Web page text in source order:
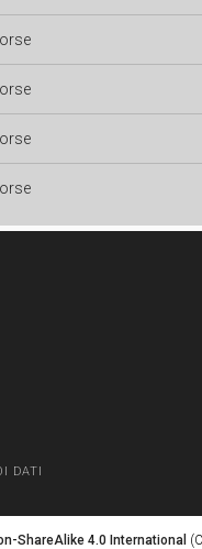
DATI
ShareAlike 4.0 International